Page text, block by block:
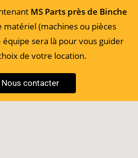
MS Parts près de Binche
(machines ou pièces
sera là pour vous guider
de votre location.
Nous contacter